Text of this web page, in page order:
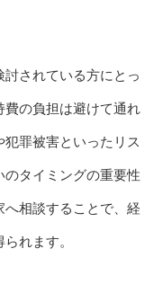
されている方にとっ
の負担は避けて通れ
罪被害といったリス
タイミングの重要性
相談することで、経
れます。